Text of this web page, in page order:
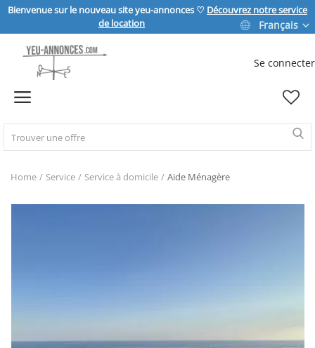
Bienvenue sur le nouveau site yeu-annonces ♡ Découvrez notre service
de location
Français
Se connecter
Home
IMMOBILIER
Home Service Service à domicile Aide Ménagère